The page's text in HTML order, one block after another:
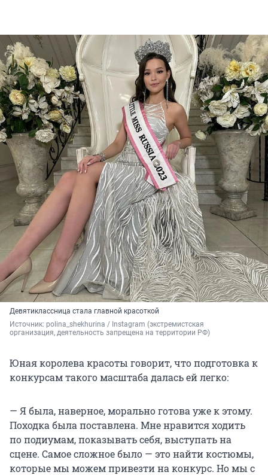
Девятиклассница стала главной красоткой
Источник: polina_shekhurina / Instagram (экстремистская
организация, деятельность запрещена на территории РФ)
Юная королева красоты говорит, что подготовка к
конкурсам такого масштаба далась ей легко:
— Я была, наверное, морально готова уже к этому.
Походка была поставлена. Мне нравится ходить
по подиумам, показывать себя, выступать на
сцене. Самое сложное было — это найти костюмы,
которые мы можем привезти на конкурс. Но мы с